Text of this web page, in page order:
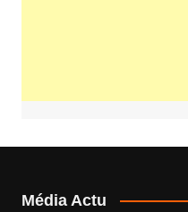
Média Actu